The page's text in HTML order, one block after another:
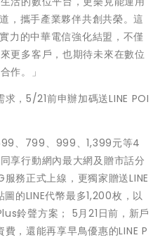
，攜手產業夥伴共創共榮。這
力的中華電信強化結盟，不僅
更多客戶，也期待未來在數位
作。」
求，5/21前申辦加碼送LINE POI
、799、999、1,399元等4
享行動網內最大網及贈市話分
務正式上線，更獨家贈送LINE
的LINE代幣最多1,200枚，以
鈴聲方案； 5月21日前，新戶
，還能再享早鳥優惠的LINE P